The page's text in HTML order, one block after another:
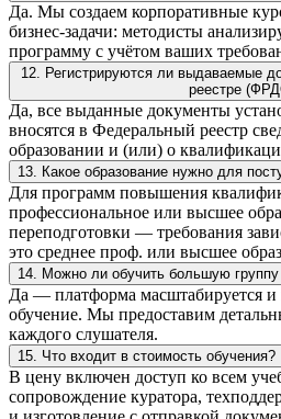
Да. Мы создаем корпоративные
бизнес-задачи: методисты
программу с учётом ваших
12. Регистрируются ли выдаваемые
реестре
Да, все выданные документы
вносятся в Федеральный реестр
образовании и (или) о
13. Какое образование нужно для
Для программ повышения
профессиональное или высшее
переподготовки — требования
это среднее проф. или высшее
14. Можно ли обучить большую группу
Да — платформа масштабируется и
обучение. Мы предоставим
каждого слушателя.
15. Что входит в стоимость обучения?
В цену включен доступ ко всем
сопровождение куратора,